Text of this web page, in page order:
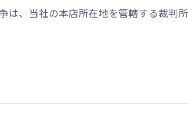
は、当社の本店所在地を管轄する裁判所